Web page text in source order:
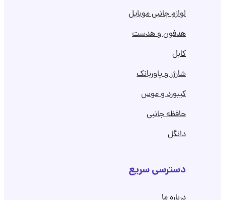
لوازم جانبی موبایل
هدفون و هدست
کابل
شارژر و پاوربانک
کیبورد و موس
حافظه جانبی
دانگل
دسترسی سریع